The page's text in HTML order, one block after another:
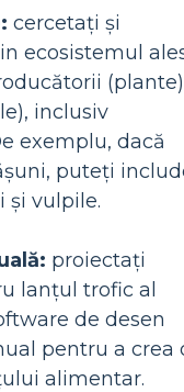
cercetați și
ecosistemul
(plante)
inclusiv
exemplu, dacă
puteți
și vulpile.
proiectați
lanțul trofic al
de desen
pentru a crea
alimentar.